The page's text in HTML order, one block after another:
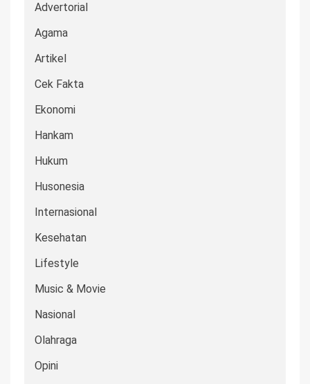
Advertorial
Agama
Artikel
Cek Fakta
Ekonomi
Hankam
Hukum
Husonesia
Internasional
Kesehatan
Lifestyle
Music & Movie
Nasional
Olahraga
Opini